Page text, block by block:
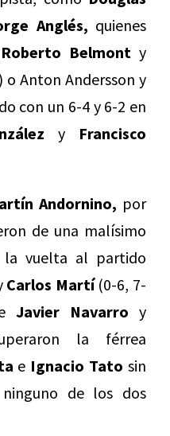
Anglés, quienes
Roberto Belmont y
o Anton Andersson y
con un 6-4 y 6-2 en
y Francisco
Andornino, por
de una malísimo
vuelta al partido
Carlos Martí(0-6, 7-
Javier Navarro y
la férrea
e Ignacio Tato sin
de los dos